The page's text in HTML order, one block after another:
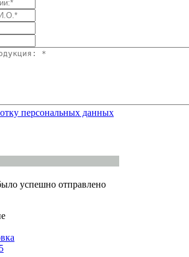
персональных данных
успешно отправлено